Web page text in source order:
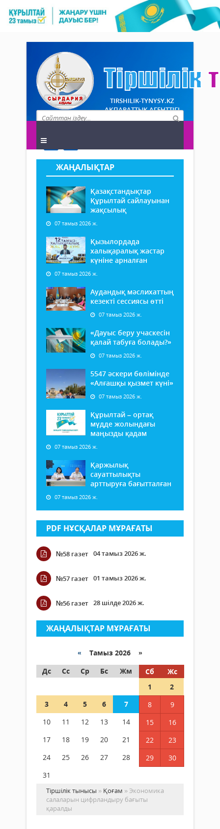
TIRSHILIK-TYNYSY.KZ
АҚПАРАТТЫҚ АГЕНТТІГІ
ЖАҢАЛЫҚТАР
Қазақстандықтар
Құрылтай сайлауынан
жақсылық
07 тамыз 2026 ж.
Қызылордада
халықаралық жастар
күніне арналған
07 тамыз 2026 ж.
Аудандық мәслихаттың
кезекті сессиясы өтті
07 тамыз 2026 ж.
«Дауыс беру учаскесін
қалай табуға болады?»
07 тамыз 2026 ж.
5547 әскери бөлімінде
«Алғашқы қызмет күні»
07 тамыз 2026 ж.
Құрылтай – ортақ
мүдде жолындағы
маңызды қадам
07 тамыз 2026 ж.
Қаржылық
сауаттылықты
арттыруға бағытталған
07 тамыз 2026 ж.
PDF НҰСҚАЛАР МҰРАҒАТЫ
№58 газет 04 тамыз 2026 ж.
№57 газет 01 тамыз 2026 ж.
№56 газет 28 шілде 2026 ж.
ЖАҢАЛЫҚТАР МҰРАҒАТЫ
« Тамыз 2026 »
Дс
Сс Ср Бс Жм Сб
Жс
1
2
3
4 5 6 7 8
9
10
11 12 13 14 15
16
17
18 19 20 21 22
23
24
25 26 27 28 29
30
31
Тіршілік тынысы » Қоғам » Экономика
салаларын цифрландыру бағыты
қаралды